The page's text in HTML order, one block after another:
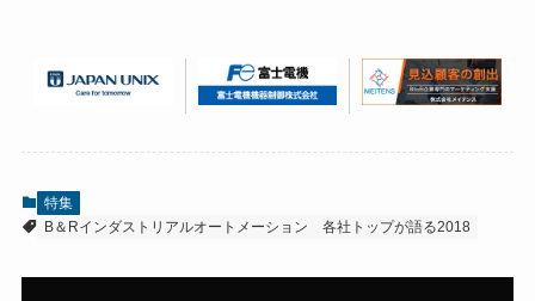
特集
B＆Rインダストリアルオートメーション
各社トップが語る2018